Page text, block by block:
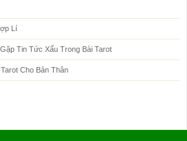
Lí
Tin Tức Xấu Trong Bài Tarot
Cho Bản Thân